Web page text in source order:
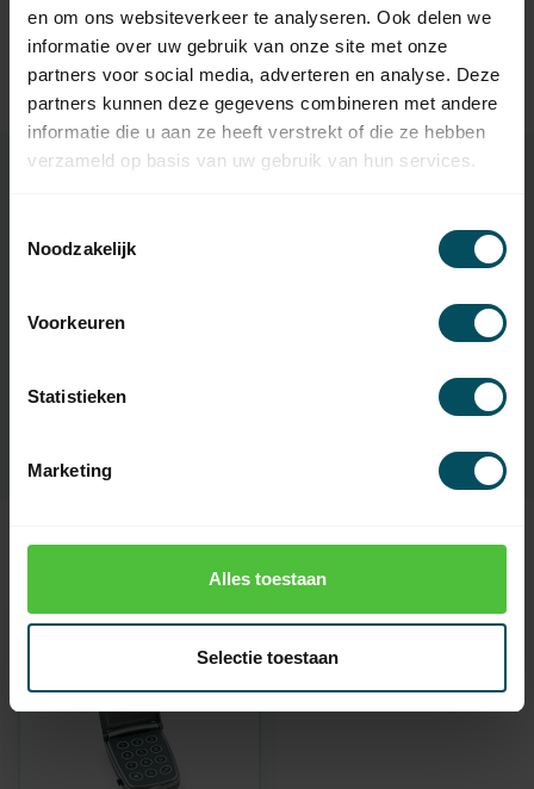
en om ons websiteverkeer te analyseren. Ook delen we
informatie over uw gebruik van onze site met onze
partners voor social media, adverteren en analyse. Deze
partners kunnen deze gegevens combineren met andere
informatie die u aan ze heeft verstrekt of die ze hebben
verzameld op basis van uw gebruik van hun services.
Noodzakelijk
Voorkeuren
Statistieken
Marketing
Alles toestaan
Selectie toestaan
Gerelateerde producten
TypeError: Failed to fetch
https://www.rolluikonderdelen.nl/nl/merken/marantec/
SKU
Recent bekeken